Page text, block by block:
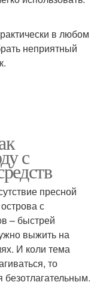
в любом
неприятный
с
пресной
с
– быстрей
выжить на
И коли тема
то
безотлагательным.